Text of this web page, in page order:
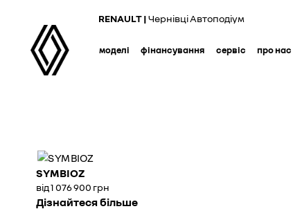
RENAULT |Чернівці Автоподіум
моделі фінансування сервіс про нас
SYMBIOZ
від 1 076 900 грн
Дізнайтеся більше